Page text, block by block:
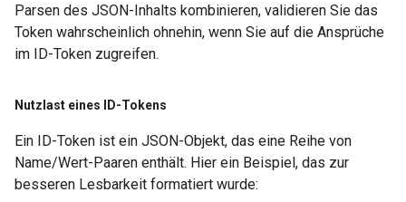
Parsen des JSON-Inhalts kombinieren, validieren Sie das
Token wahrscheinlich ohnehin, wenn Sie auf die Ansprüche
im ID-Token zugreifen.
Nutzlast eines ID-Tokens
Ein ID-Token ist ein JSON-Objekt, das eine Reihe von
Name/Wert-Paaren enthält. Hier ein Beispiel, das zur
besseren Lesbarkeit formatiert wurde: